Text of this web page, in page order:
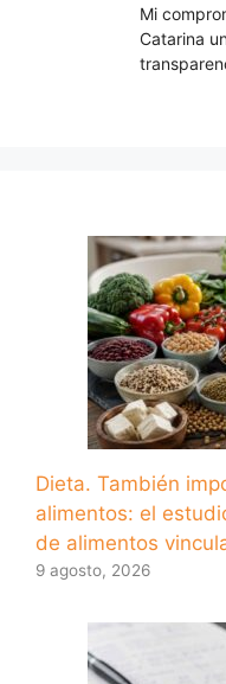
Mi
Catarina
Dieta. También
alimentos: el
de alimentos
9 agosto, 2026